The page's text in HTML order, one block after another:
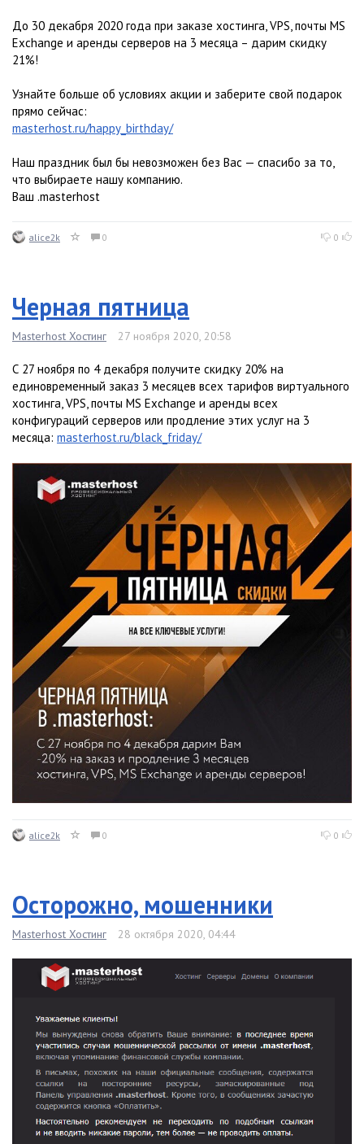
До 30 декабря 2020 года при заказе хостинга, VPS, почты MS
Exchange и аренды серверов на 3 месяца – дарим скидку
21%!
Узнайте больше об условиях акции и заберите свой подарок
прямо сейчас:
masterhost.ru/happy_birthday/
Наш праздник был бы невозможен без Вас — спасибо за то,
что выбираете нашу компанию.
Ваш .masterhost
alice2k 0 0
Черная пятница
Masterhost Хостинг 27 ноября 2020, 20:58
С 27 ноября по 4 декабря получите скидку 20% на
единовременный заказ 3 месяцев всех тарифов виртуального
хостинга, VPS, почты MS Exchange и аренды всех
конфигураций серверов или продление этих услуг на 3
месяца: masterhost.ru/black_friday/
alice2k 0 0
Осторожно, мошенники
Masterhost Хостинг 28 октября 2020, 04:44